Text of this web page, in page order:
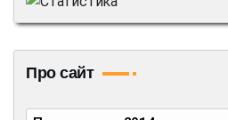
Про сайт